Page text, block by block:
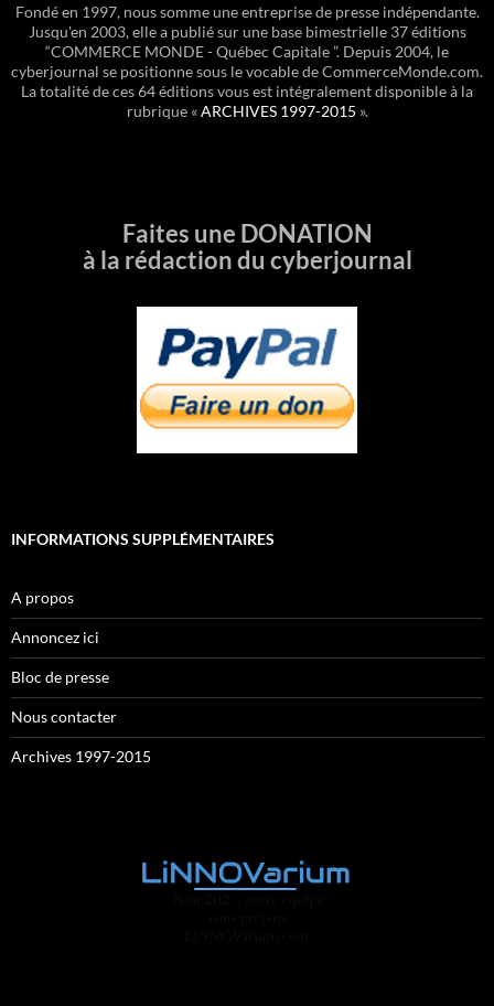
Fondé en 1997, nous somme une entreprise de presse indépendante.
Jusqu'en 2003, elle a publié sur une base bimestrielle 37 éditions
“COMMERCE MONDE - Québec Capitale ”. Depuis 2004, le
cyberjournal se positionne sous le vocable de CommerceMonde.com.
La totalité de ces 64 éditions vous est intégralement disponible à la
rubrique «ARCHIVES 1997-2015 ».
Faites une DONATION
à la rédaction du cyberjournal
INFORMATIONS SUPPLÉMENTAIRES
A propos
Annoncez ici
Bloc de presse
Nous contacter
Archives 1997-2015